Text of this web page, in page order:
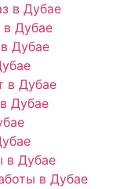
в Дубае
в Дубае
Дубае
в Дубае
Дубае
в Дубае
в Дубае